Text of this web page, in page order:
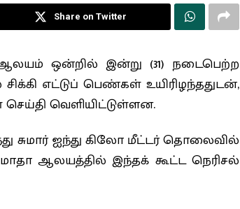
Share on Twitter
ஒன்றில் இன்று (31) நடைபெற்ற
எட்டுப் பெண்கள் உயிரிழந்ததுடன்,
வெளியிட்டுள்ளன.
சுமார் ஐந்து கிலோ மீட்டர் தொலைவில்
ஆலயத்தில் இந்தக் கூட்ட நெரிசல்